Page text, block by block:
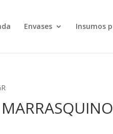
Envases Insumos
MARRASQUINO